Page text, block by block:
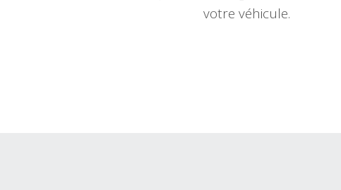
votre véhicule.